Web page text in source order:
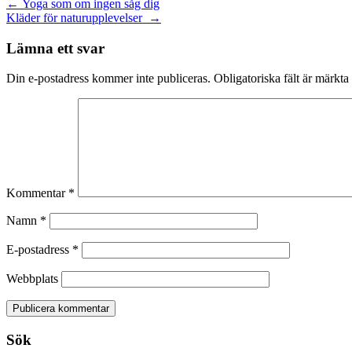
Inläggsnavigering
← Yoga som om ingen såg dig
Kläder för naturupplevelser →
Lämna ett svar
Din e-postadress kommer inte publiceras. Obligatoriska fält är märkta
Kommentar *
Namn *
E-postadress *
Webbplats
Sök